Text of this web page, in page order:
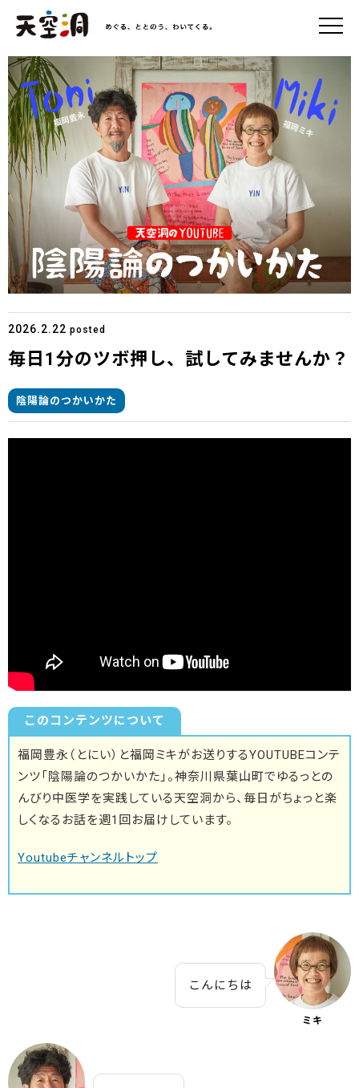
2026.2.22 posted
毎日1分のツボ押し、試してみませんか？
陰陽論のつかいかた
このコンテンツについて
福岡豊永（とにい）と福岡ミキがお送りするYOUTUBEコンテ
ンツ「陰陽論のつかいかた」。神奈川県葉山町でゆるっとの
んびり中医学を実践している天空洞から、毎日がちょっと楽
しくなるお話を週1回お届けしています。
Youtubeチャンネルトップ
こんにちは
ミキ